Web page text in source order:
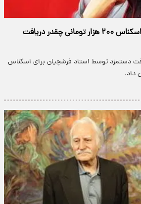
استاد فرشچیان برای طرح اسکناس ۲۰۰ هزار تومانی چقدر دریافت
دستمزد توسط استاد فرشچیان برای اسکناس